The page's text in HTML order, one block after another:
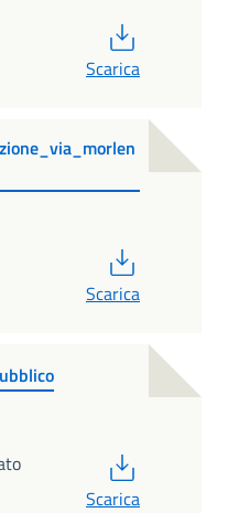
Scarica
Scarica
Scarica